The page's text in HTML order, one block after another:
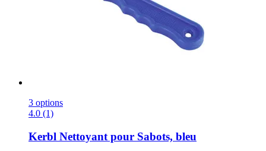
3 options
4.0 (1)
Kerbl Nettoyant pour Sabots, bleu